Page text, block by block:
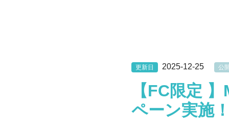
更新日 2025-12-25 公
【FC限定
ペーン実施